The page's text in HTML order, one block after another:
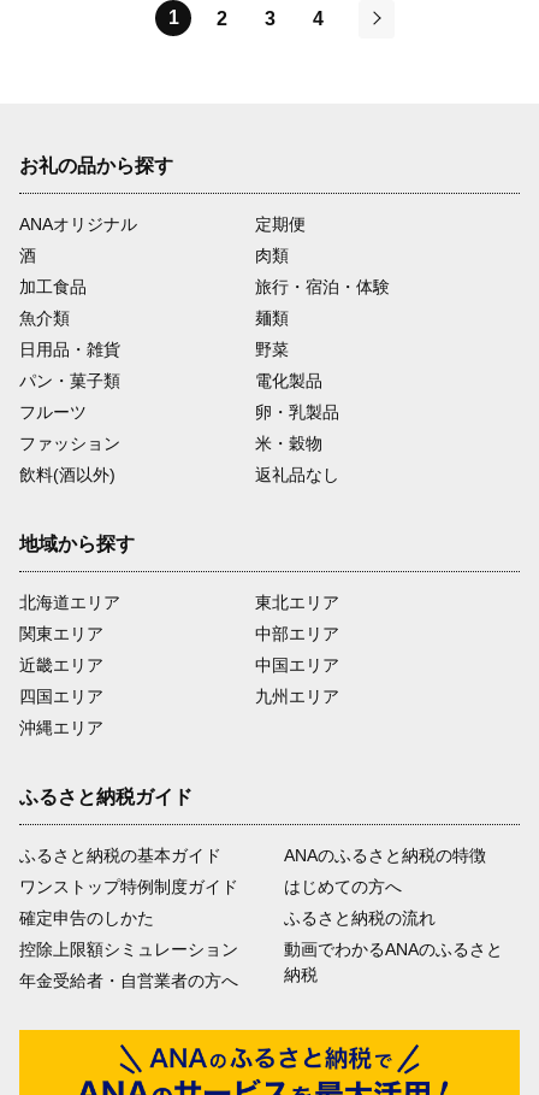
1 2 3
4
お礼の品から探す
ANAオリジナル
定期便
酒
肉類
加工食品
旅行・宿泊・体験
魚介類
麺類
日用品・雑貨
野菜
パン・菓子類
電化製品
フルーツ
卵・乳製品
ファッション
米・穀物
飲料(酒以外)
返礼品なし
地域から探す
北海道エリア
関東エリア
近畿エリア
四国エリア
沖縄エリア
東北エリア
中部エリア
中国エリア
九州エリア
ふるさと納税ガイド
ふるさと納税の基本ガイド
ワンストップ特例制度ガイド
確定申告のしかた
控除上限額シミュレーション
年金受給者・自営業者の方へ
ANAのふるさと納税の特徴
はじめての方へ
ふるさと納税の流れ
動画でわかるANAのふるさと
納税